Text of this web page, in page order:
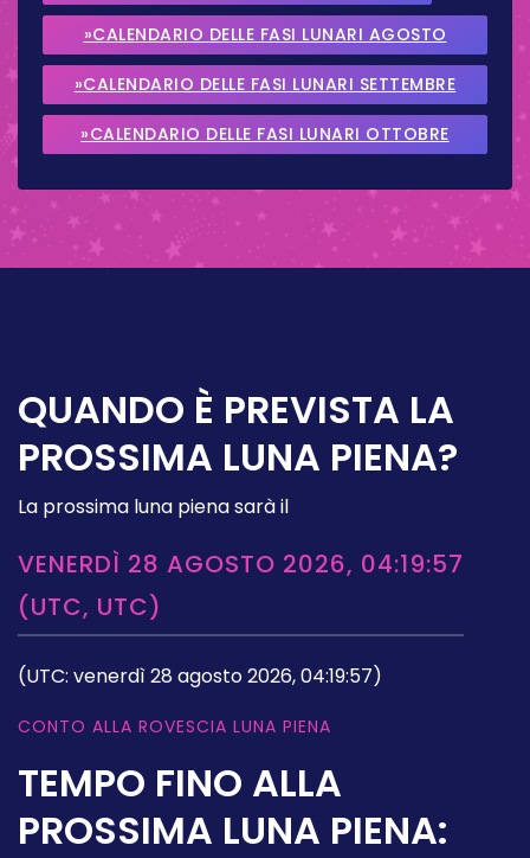
»CALENDARIO DELLE FASI LUNARI AGOSTO
2026
»CALENDARIO DELLE FASI LUNARI SETTEMBRE
2026
»CALENDARIO DELLE FASI LUNARI OTTOBRE
QUANDO È PREVISTA LA
PROSSIMA LUNA PIENA?
La prossima luna piena sarà il
VENERDÌ 28 AGOSTO 2026, 04:19:57
(UTC, UTC)
(UTC: venerdì 28 agosto 2026, 04:19:57)
CONTO ALLA ROVESCIA LUNA PIENA
TEMPO FINO ALLA
PROSSIMA LUNA PIENA: